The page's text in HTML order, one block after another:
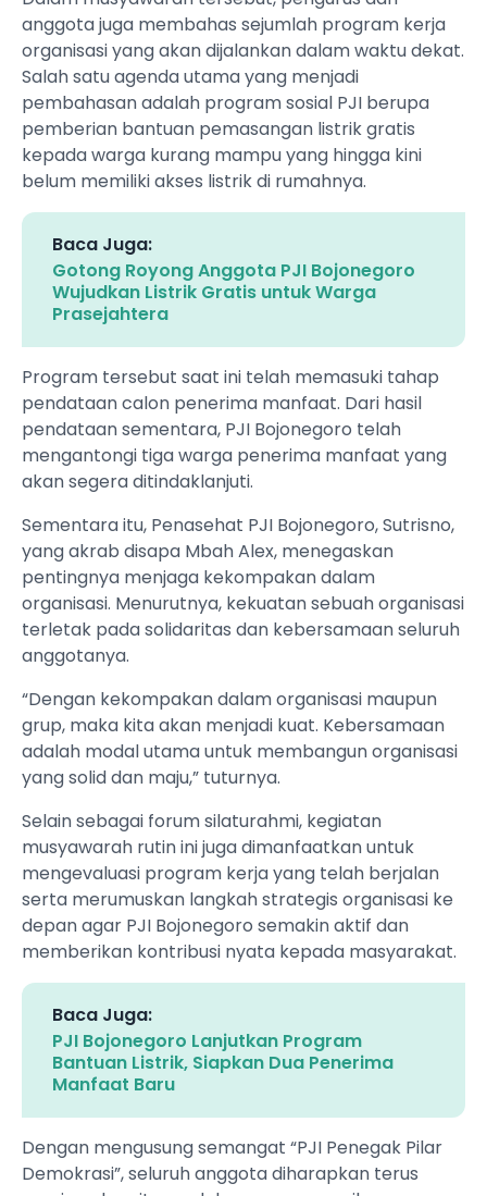
anggota juga membahas sejumlah program kerja
organisasi yang akan dijalankan dalam waktu dekat.
Salah satu agenda utama yang menjadi
pembahasan adalah program sosial PJI berupa
pemberian bantuan pemasangan listrik gratis
kepada warga kurang mampu yang hingga kini
belum memiliki akses listrik di rumahnya.
Baca Juga:
Gotong Royong Anggota PJI Bojonegoro
Wujudkan Listrik Gratis untuk Warga
Prasejahtera
Program tersebut saat ini telah memasuki tahap
pendataan calon penerima manfaat. Dari hasil
pendataan sementara, PJI Bojonegoro telah
mengantongi tiga warga penerima manfaat yang
akan segera ditindaklanjuti.
Sementara itu, Penasehat PJI Bojonegoro, Sutrisno,
yang akrab disapa Mbah Alex, menegaskan
pentingnya menjaga kekompakan dalam
organisasi. Menurutnya, kekuatan sebuah organisasi
terletak pada solidaritas dan kebersamaan seluruh
anggotanya.
“Dengan kekompakan dalam organisasi maupun
grup, maka kita akan menjadi kuat. Kebersamaan
adalah modal utama untuk membangun organisasi
yang solid dan maju,” tuturnya.
Selain sebagai forum silaturahmi, kegiatan
musyawarah rutin ini juga dimanfaatkan untuk
mengevaluasi program kerja yang telah berjalan
serta merumuskan langkah strategis organisasi ke
depan agar PJI Bojonegoro semakin aktif dan
memberikan kontribusi nyata kepada masyarakat.
Baca Juga:
PJI Bojonegoro Lanjutkan Program
Bantuan Listrik, Siapkan Dua Penerima
Manfaat Baru
Dengan mengusung semangat “PJI Penegak Pilar
Demokrasi”, seluruh anggota diharapkan terus